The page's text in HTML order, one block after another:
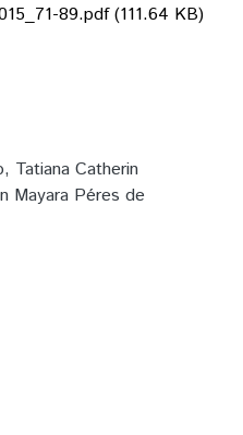
89.pdf(111.64 KB)
Tatiana Catherin
Mayara Péres de